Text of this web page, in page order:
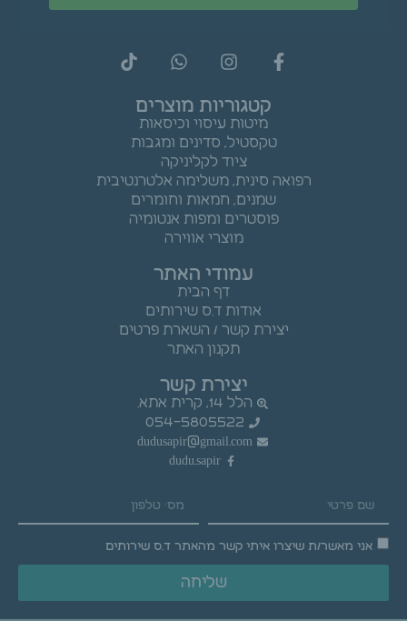
קטגוריות מוצרים
מיטות עיסוי וכיסאות
טקסטיל, סדינים ומגבות
ציוד לקליניקה
רפואה סינית, משלימה אלטרנטיבית
שמנים, חמאות וחומרים
פוסטרים ומפות אנטומיה
מוצרי אווירה
עמודי האתר
דף הבית
אודות ד.ס שירותים
יצירת קשר / השארת פרטים
תקנון האתר
יצירת קשר
הלל 14, קרית אתא.
054-5805522
dudusapir@gmail.com
dudu.sapir
אני מאשר/ת שיצרו איתי קשר מהאתר ד.ס שירותים
שליחה